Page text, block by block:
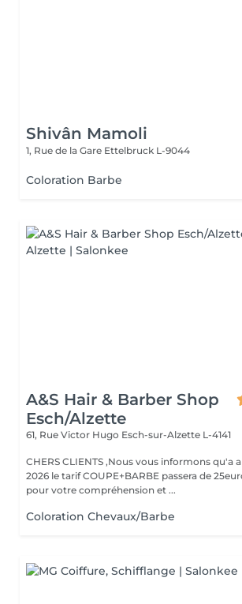
Shivân Mamoli
1, Rue de la Gare Ettelbruck L-9044
Coloration Barbe
A&S Hair & Barber Shop
Esch/Alzette
61, Rue Victor Hugo Esch-sur-Alzette L-4141
CHERS CLIENTS ,Nous vous informons qu'a
2026 le tarif COUPE+BARBE passera de
pour votre compréhension et ...
Coloration Chevaux/Barbe